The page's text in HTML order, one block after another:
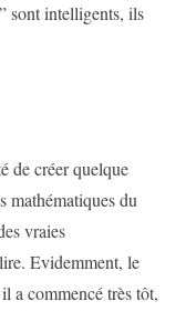
sont intelligents, ils
de créer quelque
mathématiques du
vraies
Evidemment, le
a commencé très tôt,